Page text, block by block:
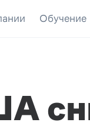
Обучение